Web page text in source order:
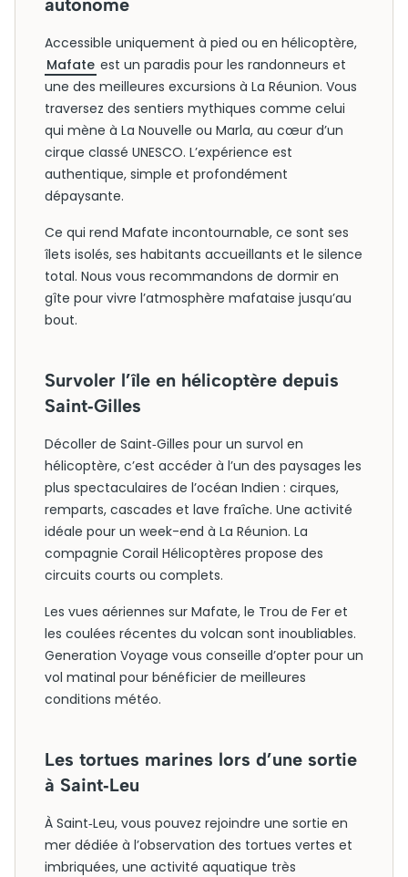
autonome
Accessible uniquement à pied ou en hélicoptère,
Mafate est un paradis pour les randonneurs et
une des meilleures excursions à La Réunion. Vous
traversez des sentiers mythiques comme celui
qui mène à La Nouvelle ou Marla, au cœur d’un
cirque classé UNESCO. L’expérience est
authentique, simple et profondément
dépaysante.
Ce qui rend Mafate incontournable, ce sont ses
îlets isolés, ses habitants accueillants et le silence
total. Nous vous recommandons de dormir en
gîte pour vivre l’atmosphère mafataise jusqu’au
bout.
Survoler l’île en hélicoptère depuis
Saint‑Gilles
Décoller de Saint‑Gilles pour un survol en
hélicoptère, c’est accéder à l’un des paysages les
plus spectaculaires de l’océan Indien : cirques,
remparts, cascades et lave fraîche. Une activité
idéale pour un week-end à La Réunion. La
compagnie Corail Hélicoptères propose des
circuits courts ou complets.
Les vues aériennes sur Mafate, le Trou de Fer et
les coulées récentes du volcan sont inoubliables.
Generation Voyage vous conseille d’opter pour un
vol matinal pour bénéficier de meilleures
conditions météo.
Les tortues marines lors d’une sortie
à Saint‑Leu
À Saint‑Leu, vous pouvez rejoindre une sortie en
mer dédiée à l’observation des tortues vertes et
imbriquées, une activité aquatique très